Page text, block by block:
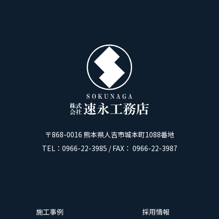
〒868-0016 熊本県人吉市城本町1088番地
TEL：0966-22-3985 / FAX： 0966-22-3987
施工事例 採用情報